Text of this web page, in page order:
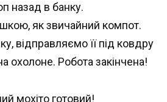
назад в банку.
як звичайний компот.
відправляємо її під ковдру
охолоне. Робота закінчена!
мохіто готовий!